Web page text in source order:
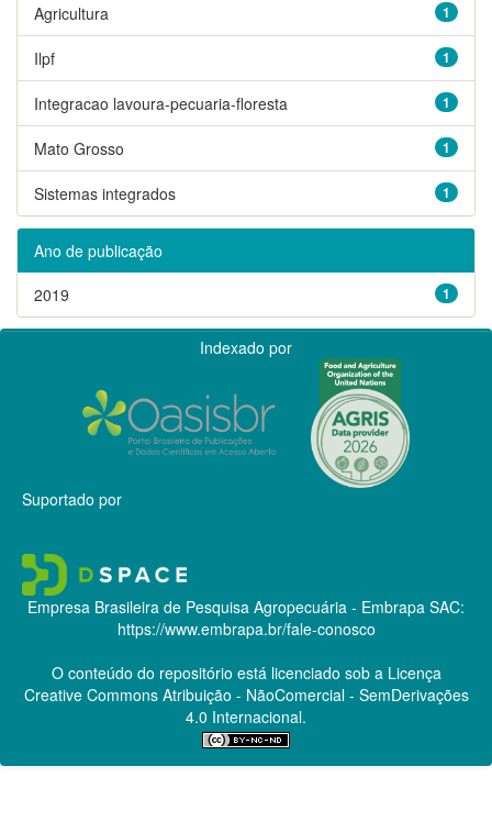
1
Agricultura
1
Ilpf
1
Integracao lavoura-pecuaria-floresta
1
Mato Grosso
1
Sistemas integrados
Ano de publicação
1
2019
Indexado por
Suportado por
Empresa Brasileira de Pesquisa Agropecuária - Embrapa SAC:
https://www.embrapa.br/fale-conosco
O conteúdo do repositório está licenciado sob a Licença
Creative CommonsAtribuição - NãoComercial - SemDerivações
4.0 Internacional.